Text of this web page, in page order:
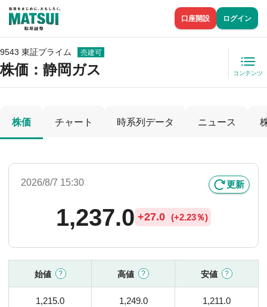
口座開設 ログイン
9543 東証プライム 売建可
株価 ：静岡ガス コンテンツ
株価 チャート 時系列データ ニュース
2026/8/7 15:30 更新
1,237.0 +27.0 (+2.23％)
始値 高値 安値
1,215.0 1,249.0 1,211.0